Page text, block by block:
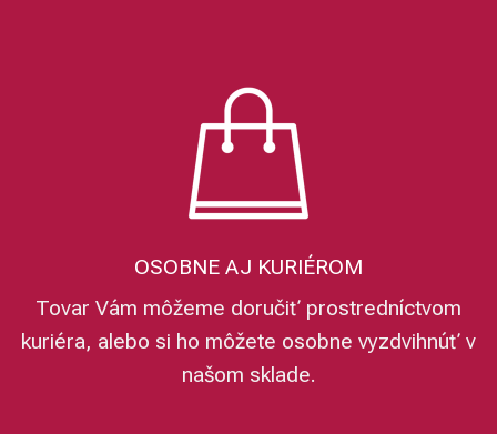
OSOBNE AJ KURIÉROM
Tovar Vám môžeme doručiť prostredníctvom
kuriéra, alebo si ho môžete osobne vyzdvihnúť v
našom sklade.